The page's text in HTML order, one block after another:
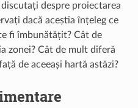
despre proiectarea
dacă aceștia înțeleg ce
fi îmbunătățit? Cât de
zonei? Cât de mult diferă
de aceeași hartă astăzi?